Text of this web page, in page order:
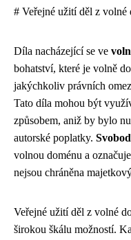
# Veřejné užití děl z volné
Díla nacházející se ve
bohatství, které je volně
jakýchkoliv právních
Tato díla mohou být
způsobem, aniž by bylo
autorské poplatky.
volnou doménu a
nejsou chráněna
Veřejné užití děl z volné
širokou škálu možností.